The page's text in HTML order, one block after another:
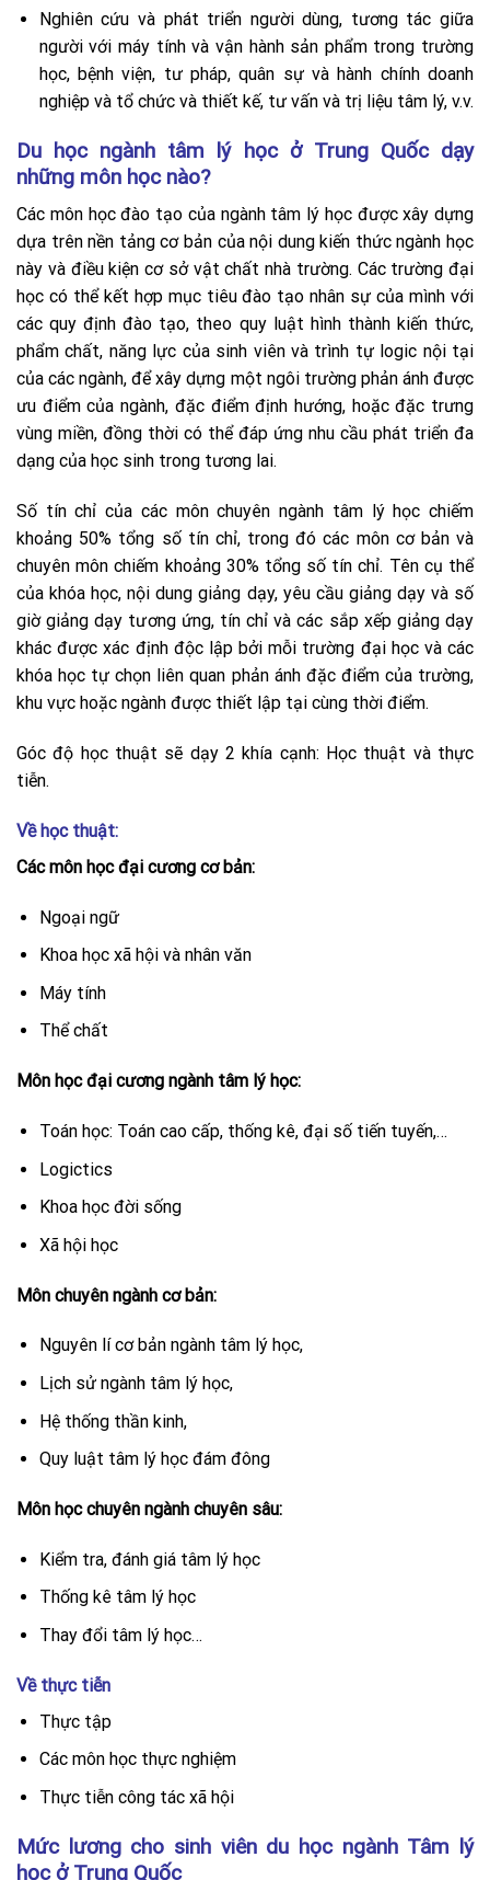
Nghiên cứu và phát triển người dùng, tương tác giữa
người với máy tính và vận hành sản phẩm trong trường
học, bệnh viện, tư pháp, quân sự và hành chính doanh
nghiệp và tổ chức và thiết kế, tư vấn và trị liệu tâm lý, v.v.
Du học ngành tâm lý học ở Trung Quốc dạy
những môn học nào?
Các môn học đào tạo của ngành tâm lý học được xây dựng
dựa trên nền tảng cơ bản của nội dung kiến thức ngành học
này và điều kiện cơ sở vật chất nhà trường. Các trường đại
học có thể kết hợp mục tiêu đào tạo nhân sự của mình với
các quy định đào tạo, theo quy luật hình thành kiến ​​thức,
phẩm chất, năng lực của sinh viên và trình tự logic nội tại
của các ngành, để xây dựng một ngôi trường phản ánh được
ưu điểm của ngành, đặc điểm định hướng, hoặc đặc trưng
vùng miền, đồng thời có thể đáp ứng nhu cầu phát triển đa
dạng của học sinh trong tương lai.
Số tín chỉ của các môn chuyên ngành tâm lý học chiếm
khoảng 50% tổng số tín chỉ, trong đó các môn cơ bản và
chuyên môn chiếm khoảng 30% tổng số tín chỉ. Tên cụ thể
của khóa học, nội dung giảng dạy, yêu cầu giảng dạy và số
giờ giảng dạy tương ứng, tín chỉ và các sắp xếp giảng dạy
khác được xác định độc lập bởi mỗi trường đại học và các
khóa học tự chọn liên quan phản ánh đặc điểm của trường,
khu vực hoặc ngành được thiết lập tại cùng thời điểm.
Góc độ học thuật sẽ dạy 2 khía cạnh: Học thuật và thực
tiễn.
Về học thuật:
Các môn học đại cương cơ bản:
Ngoại ngữ
Khoa học xã hội và nhân văn
Máy tính
Thể chất
Môn học đại cương ngành tâm lý học:
Toán học: Toán cao cấp, thống kê, đại số tiến tuyến,…
Logictics
Khoa học đời sống
Xã hội học
Môn chuyên ngành cơ bản:
Nguyên lí cơ bản ngành tâm lý học,
Lịch sử ngành tâm lý học,
Hệ thống thần kinh,
Quy luật tâm lý học đám đông
Môn học chuyên ngành chuyên sâu:
Kiểm tra, đánh giá tâm lý học
Thống kê tâm lý học
Thay đổi tâm lý học…
Về thực tiễn
Thực tập
Các môn học thực nghiệm
Thực tiễn công tác xã hội
Mức lương cho sinh viên du học ngành Tâm lý
học ở Trung Quốc